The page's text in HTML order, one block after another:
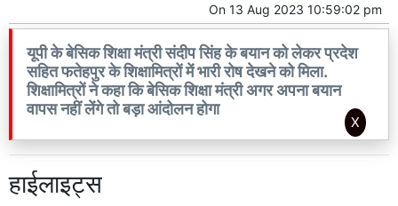
On 13 Aug 2023 10:59:02 pm
यूपी के बेसिक शिक्षा मंत्री संदीप सिंह के बयान को लेकर प्रदेश
सहित फतेहपुर के शिक्षामित्रों में भारी रोष देखने को मिला.
शिक्षामित्रों ने कहा कि बेसिक शिक्षा मंत्री अगर अपना बयान
वापस नहीं लेंगे तो बड़ा आंदोलन होगा
हाईलाइट्स
X